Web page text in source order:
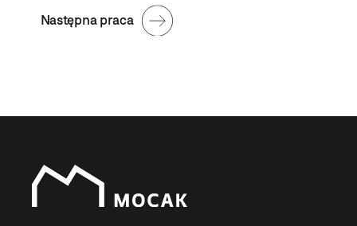
Następna praca